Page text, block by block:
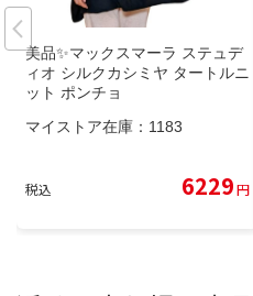
美品✨️マックスマーラ ステュデ
ィオ シルクカシミヤ タートルニ
ット ポンチョ
マイストア在庫： 1183
税込 6229円